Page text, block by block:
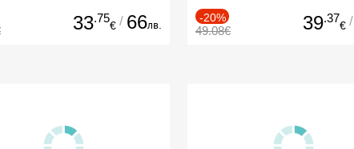
33.75
€ / 66лв.
-20%
49.08€ 39.37
€ /